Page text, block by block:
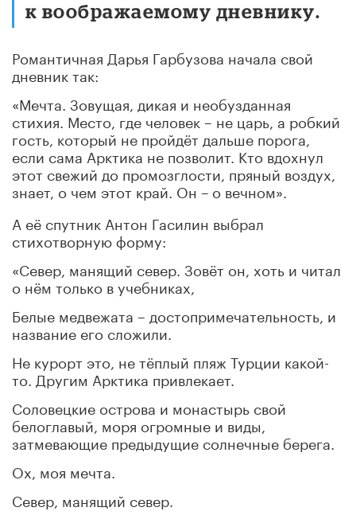
к воображаемому дневнику.
Романтичная Дарья Гарбузова начала свой
дневник так:
«Мечта. Зовущая, дикая и необузданная
стихия. Место, где человек – не царь, а робкий
гость, который не пройдёт дальше порога,
если сама Арктика не позволит. Кто вдохнул
этот свежий до промозглости, пряный воздух,
знает, о чем этот край. Он – о вечном».
А её спутник Антон Гасилин выбрал
стихотворную форму:
«Север, манящий север. Зовёт он, хоть и читал
о нём только в учебниках,
Белые медвежата – достопримечательность, и
название его сложили.
Не курорт это, не тёплый пляж Турции какой-
то. Другим Арктика привлекает.
Соловецкие острова и монастырь свой
белоглавый, моря огромные и виды,
затмевающие предыдущие солнечные берега.
Ох, моя мечта.
Север, манящий север.